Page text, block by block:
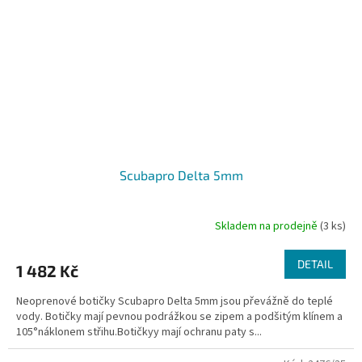
Scubapro Delta 5mm
Skladem na prodejně (3 ks)
1 482 Kč DETAIL
Neoprenové botičky Scubapro Delta 5mm jsou převážně do teplé
vody. Botičky mají pevnou podrážkou se zipem a podšitým klínem a
105°náklonem střihu.Botičkyy mají ochranu paty s...